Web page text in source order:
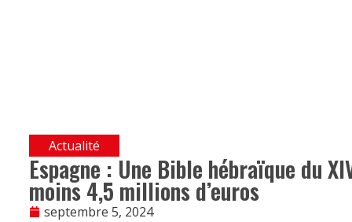
Actualité
Espagne : Une Bible hébraïque du
moins 4,5 millions d’euros
septembre 5, 2024